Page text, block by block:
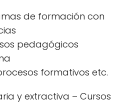
de formación con
pedagógicos
formativos etc.
y extractiva – Cursos